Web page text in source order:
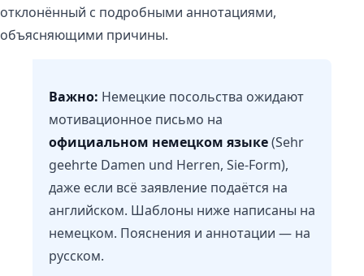
отклонённый с подробными аннотациями,
объясняющими причины.
Важно: Немецкие посольства ожидают
мотивационное письмо на
официальном немецком языке(Sehr
geehrte Damen und Herren, Sie-Form),
даже если всё заявление подаётся на
английском. Шаблоны ниже написаны на
немецком. Пояснения и аннотации — на
русском.